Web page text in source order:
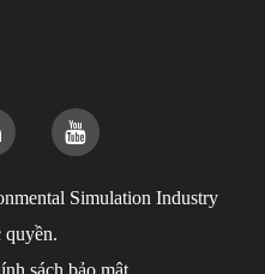
Simulation Industry
quyền.
sách bảo mật